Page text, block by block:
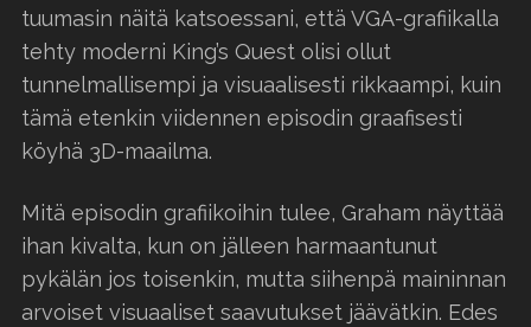
tuumasin näitä katsoessani, että VGA-grafiikalla
tehty moderni King’s Quest olisi ollut
tunnelmallisempi ja visuaalisesti rikkaampi, kuin
tämä etenkin viidennen episodin graafisesti
köyhä 3D-maailma.
Mitä episodin grafiikoihin tulee, Graham näyttää
ihan kivalta, kun on jälleen harmaantunut
pykälän jos toisenkin, mutta siihenpä maininnan
arvoiset visuaaliset saavutukset jäävätkin. Edes